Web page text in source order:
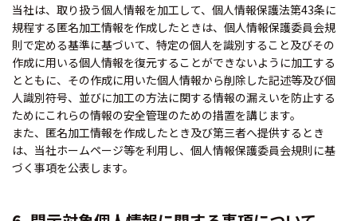
当社は、取り扱う個人情報を加工して、個人情報保護法第43条に
規程する匿名加工情報を作成したときは、個人情報保護委員会規
則で定める基準に基づいて、特定の個人を識別すること及びその
作成に用いる個人情報を復元することができないように加工する
とともに、その作成に用いた個人情報から削除した記述等及び個
人識別符号、並びに加工の方法に関する情報の漏えいを防止する
ためにこれらの情報の安全管理のための措置を講じます。
また、匿名加工情報を作成したとき及び第三者へ提供するとき
は、当社ホームページ等を利用し、個人情報保護委員会規則に基
づく事項を公表します。